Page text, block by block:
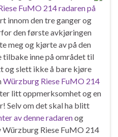
FuMO 214 radaren på
innom den tre ganger og
den første avkjøringen
meg og kjørte av på den
inne på området til
og slett ikke å bare kjøre
Würzburg Riese FuMO 214
litt oppmerksomhet og en
Selv om det skal ha blitt
av denne radarenog
Riese FuMO 214